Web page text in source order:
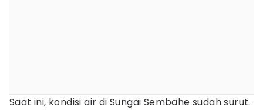
Saat ini, kondisi air di Sungai Sembahe sudah surut.